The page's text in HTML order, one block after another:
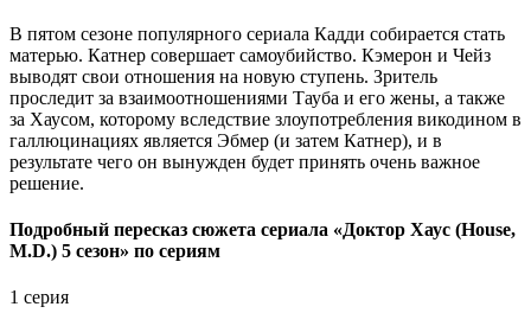
В пятом сезоне популярного сериала Кадди собирается стать
матерью. Катнер совершает самоубийство. Кэмерон и Чейз
выводят свои отношения на новую ступень. Зритель
проследит за взаимоотношениями Тауба и его жены, а также
за Хаусом, которому вследствие злоупотребления викодином в
галлюцинациях является Эбмер (и затем Катнер), и в
результате чего он вынужден будет принять очень важное
решение.
Подробный пересказ сюжета сериала «Доктор Хаус (House,
M.D.) 5 сезон» по сериям
1 серия